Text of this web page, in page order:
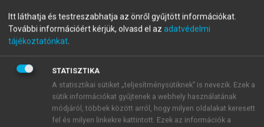
Tudásmegosztás,
információkezelés,
alkalmazhatóság III.
Nyelvpedagógia
Itt láthatja és testreszabhatja az önről gyűjtött információkat.
További információért kérjük, olvasd el az adatvédelmi
tájékoztatónkat
STATISZTIKA
A statisztikai sütiket „teljesítménysütiknek” is nevezik. Ezek a
sütik információkat gyűjtenek a webhely használatának
módjáról, többek között arról, hogy milyen oldalakat keresett
fel és milyen linkekre kattintott. Ezek az információk a